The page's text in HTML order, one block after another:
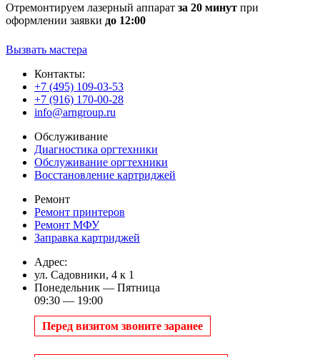
Отремонтируем лазерный аппарат за 20 минут при
оформлении заявки до 12:00
Вызвать мастера
Контакты:
+7 (495) 109-03-53
+7 (916) 170-00-28
info@arngroup.ru
Обслуживание
Диагностика оргтехники
Обслуживание оргтехники
Восстановление картриджей
Ремонт
Ремонт принтеров
Ремонт МФУ
Заправка картриджей
Адрес:
ул. Садовники, 4 к 1
Понедельник — Пятница
09:30 — 19:00
Перед визитом звоните заранее